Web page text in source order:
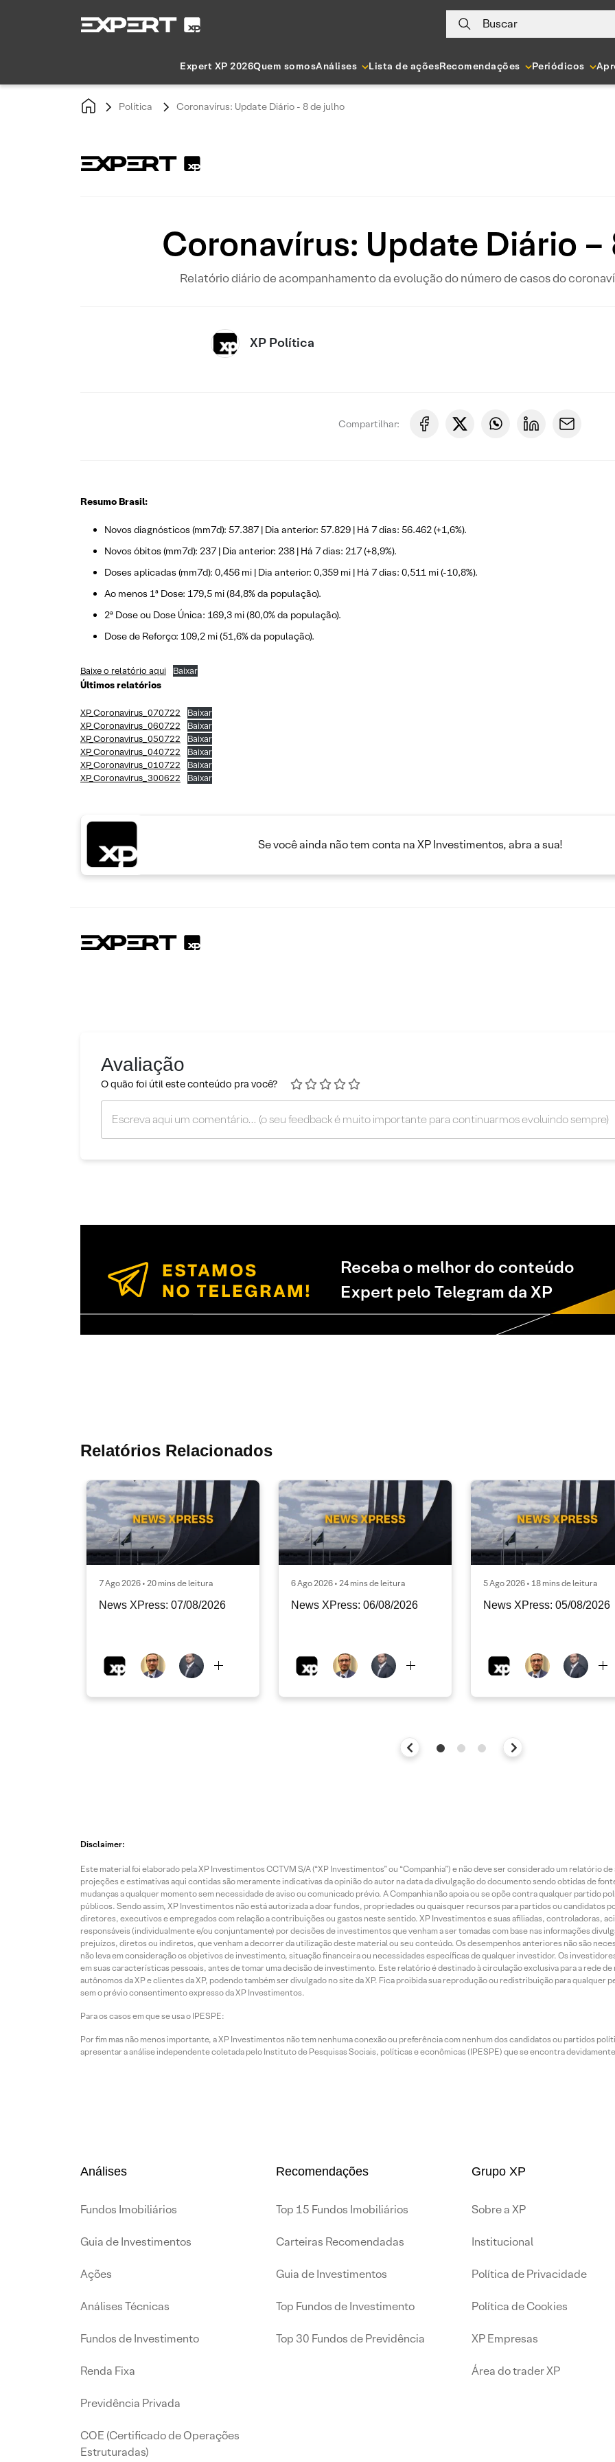
Buscar
Expert XP 2026Quem somosAnálises Lista de açõesRecomendações Periódicos
Política Coronavírus: Update Diário - 8 de julho
Coronavírus: Update Diário –
Relatório diário de acompanhamento da evolução do número de casos do
XP Política
Compartilhar:
Resumo Brasil:
Novos diagnósticos (mm7d): 57.387 | Dia anterior: 57.829 | Há 7 dias: 56.462 (+1,6%).
Novos óbitos (mm7d): 237 | Dia anterior: 238 | Há 7 dias: 217 (+8,9%).
Doses aplicadas (mm7d): 0,456 mi | Dia anterior: 0,359 mi | Há 7 dias: 0,511 mi (-10,8%).
Ao menos 1ª Dose: 179,5 mi (84,8% da população).
2ª Dose ou Dose Única: 169,3 mi (80,0% da população).
Dose de Reforço: 109,2 mi (51,6% da população).
Baixe o relatório aqui Baixar
Últimos relatórios
XP_Coronavirus_070722
Baixar
XP_Coronavirus_060722
Baixar
XP_Coronavirus_050722
Baixar
XP_Coronavirus_040722
Baixar
XP_Coronavirus_010722
Baixar
XP_Coronavirus_300622
Baixar
Se você ainda não tem conta na XP Investimentos, abra a sua!
Avaliação
O quão foi útil este conteúdo pra você?
Receba o melhor do conteúdo
Expert pelo Telegram da XP
Relatórios Relacionados
7 Ago 2026 • 20 mins de leitura
News XPress: 07/08/2026
6 Ago 2026 • 24 mins de leitura
News XPress: 06/08/2026
5 Ago 2026 • 18 mins de leitura
News XPress: 05/08/2026
Disclaimer:
Este material foi elaborado pela XP Investimentos CCTVM S/A (“XP Investimentos” ou “Companhia”) e não deve ser considerado um relatório
projeções e estimativas aqui contidas são meramente indicativas da opinião do autor na data da divulgação do documento sendo obtidas de
mudanças a qualquer momento sem necessidade de aviso ou comunicado prévio. A Companhia não apoia ou se opõe contra qualquer partido
públicos. Sendo assim, XP Investimentos não está autorizada a doar fundos, propriedades ou quaisquer recursos para partidos ou candidatos
diretores, executivos e empregados com relação a contribuições ou gastos neste sentido. XP Investimentos e suas afiliadas, controladoras,
responsáveis (individualmente e/ou conjuntamente) por decisões de investimentos que venham a ser tomadas com base nas informações
prejuízos, diretos ou indiretos, que venham a decorrer da utilização deste material ou seu conteúdo. Os desempenhos anteriores não são
não leva em consideração os objetivos de investimento, situação financeira ou necessidades específicas de qualquer investidor. Os
em suas características pessoais, antes de tomar uma decisão de investimento. Este relatório é destinado à circulação exclusiva para a rede
autônomos da XP e clientes da XP, podendo também ser divulgado no site da XP. Fica proibida sua reprodução ou redistribuição para qualquer
sem o prévio consentimento expresso da XP Investimentos.
Para os casos em que se usa o IPESPE:
Por fim mas não menos importante, a XP Investimentos não tem nenhuma conexão ou preferência com nenhum dos candidatos ou partidos
apresentar a análise independente coletada pelo Instituto de Pesquisas Sociais, políticas e econômicas (IPESPE) que se encontra
Análises
Fundos Imobiliários
Guia de Investimentos
Ações
Análises Técnicas
Fundos de Investimento
Renda Fixa
Previdência Privada
COE (Certificado de Operações
Estruturadas)
Recomendações
Top 15 Fundos Imobiliários
Carteiras Recomendadas
Guia de Investimentos
Top Fundos de Investimento
Top 30 Fundos de Previdência
Grupo XP
Sobre a XP
Institucional
Política de Privacidade
Política de Cookies
XP Empresas
Área do trader XP